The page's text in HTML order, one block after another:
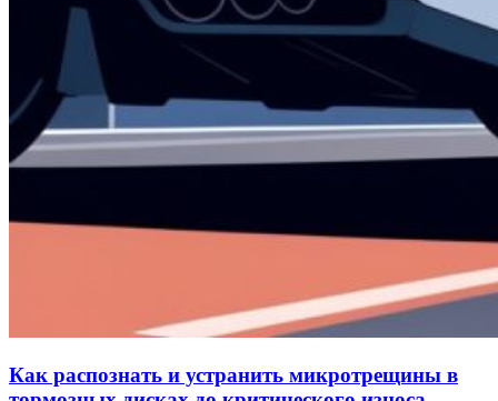
Как распознать и устранить микротрещины в